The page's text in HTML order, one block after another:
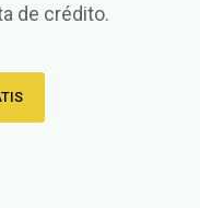
de crédito.